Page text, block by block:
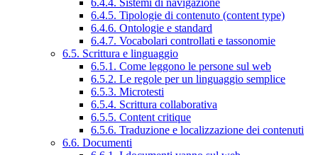
6.4.4. Sistemi di navigazione
6.4.5. Tipologie di contenuto (content type)
6.4.6. Ontologie e standard
6.4.7. Vocabolari controllati e tassonomie
6.5. Scrittura e linguaggio
6.5.1. Come leggono le persone sul web
6.5.2. Le regole per un linguaggio semplice
6.5.3. Microtesti
6.5.4. Scrittura collaborativa
6.5.5. Content critique
6.5.6. Traduzione e localizzazione dei contenuti
6.6. Documenti